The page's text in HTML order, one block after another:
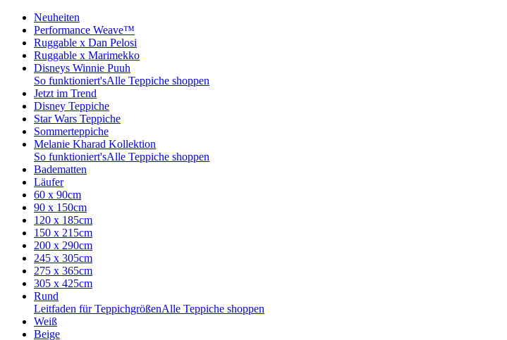
Neuheiten
Performance Weave™
Ruggable x Dan Pelosi
Ruggable x Marimekko
Disneys Winnie Puuh
So funktioniert'sAlle Teppiche shoppen
Jetzt im Trend
Disney Teppiche
Star Wars Teppiche
Sommerteppiche
Melanie Kharad Kollektion
So funktioniert'sAlle Teppiche shoppen
Badematten
Läufer
60 x 90cm
90 x 150cm
120 x 185cm
150 x 215cm
200 x 290cm
245 x 305cm
275 x 365cm
305 x 425cm
Rund
Leitfaden für TeppichgrößenAlle Teppiche shoppen
Weiß
Beige